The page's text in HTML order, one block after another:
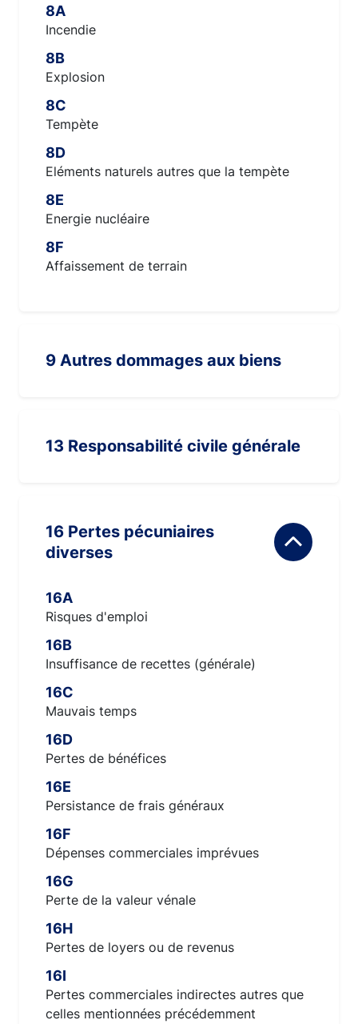
8A
Incendie
8B
Explosion
8C
Tempète
8D
Eléments naturels autres que la tempète
8E
Energie nucléaire
8F
Affaissement de terrain
9 Autres dommages aux biens
13 Responsabilité civile générale
16 Pertes pécuniaires
diverses
16A
Risques d'emploi
16B
Insuffisance de recettes (générale)
16C
Mauvais temps
16D
Pertes de bénéfices
16E
Persistance de frais généraux
16F
Dépenses commerciales imprévues
16G
Perte de la valeur vénale
16H
Pertes de loyers ou de revenus
16I
Pertes commerciales indirectes autres que
celles mentionnées précédemment